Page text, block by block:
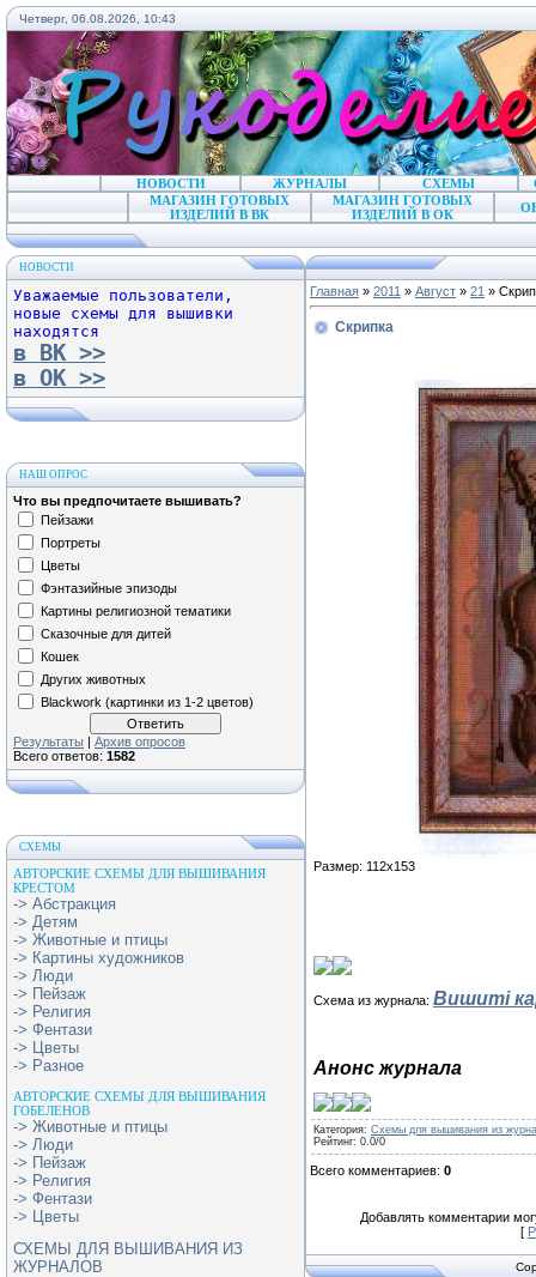
Четверг, 06.08.2026, 10:43
НОВОСТИ ЖУРНАЛЫ СХЕМЫ
МАГАЗИН ГОТОВЫХ
ИЗДЕЛИЙ В ВК
МАГАЗИН ГОТОВЫХ
ИЗДЕЛИЙ В ОК
НОВОСТИ
Уважаемые пользователи,
новые схемы для вышивки
находятся
в ВК >>
в ОК >>
НАШ ОПРОС
Что вы предпочитаете вышивать?
Пейзажи
Портреты
Цветы
Фэнтазийные эпизоды
Картины религиозной тематики
Сказочные для дитей
Кошек
Других животных
Blackwork (картинки из 1-2 цветов)
Результаты | Архив опросов
Всего ответов: 1582
СХЕМЫ
АВТОРСКИЕ СХЕМЫ ДЛЯ ВЫШИВАНИЯ
КРЕСТОМ
-> Абстракция
-> Детям
-> Животные и птицы
-> Картины художников
-> Люди
-> Пейзаж
-> Религия
-> Фентази
-> Цветы
-> Разное
АВТОРСКИЕ СХЕМЫ ДЛЯ ВЫШИВАНИЯ
ГОБЕЛЕНОВ
-> Животные и птицы
-> Люди
-> Пейзаж
-> Религия
-> Фентази
-> Цветы
СХЕМЫ ДЛЯ ВЫШИВАНИЯ ИЗ
ЖУРНАЛОВ
Главная » 2011 » Август » 21 »
Скрипка
Размер: 112х153
Схема из журнала: Вишитi
Анонс журнала
Категория: Схемы для вышивания из
Рейтинг: 0.0/0
Всего комментариев: 0
Добавлять комментарии
[